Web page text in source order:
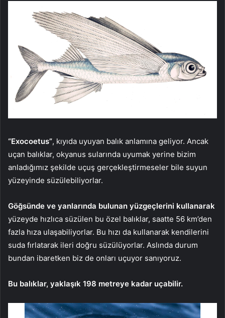
“Exocoetus”, kıyıda uyuyan balık anlamına geliyor. Ancak
uçan balıklar, okyanus sularında uyumak yerine bizim
anladığımız şekilde uçuş gerçekleştirmeseler bile suyun
yüzeyinde süzülebiliyorlar.
Göğsünde ve yanlarında bulunan yüzgeçlerini kullanarak
yüzeyde hızlıca süzülen bu özel balıklar, saatte 56 km’den
fazla hıza ulaşabiliyorlar. Bu hızı da kullanarak kendilerini
suda fırlatarak ileri doğru süzülüyorlar. Aslında durum
bundan ibaretken biz de onları uçuyor sanıyoruz.
Bu balıklar, yaklaşık 198 metreye kadar uçabilir.